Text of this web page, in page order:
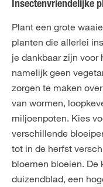
Insectenvriendelijke
Plant een grote
planten die allerlei
je dankbaar zijn voor
namelijk geen
zorgen te maken
van wormen,
miljoenpoten. Kies
verschillende
tot in de herfst
bloemen bloeien. De
duizendblad, een